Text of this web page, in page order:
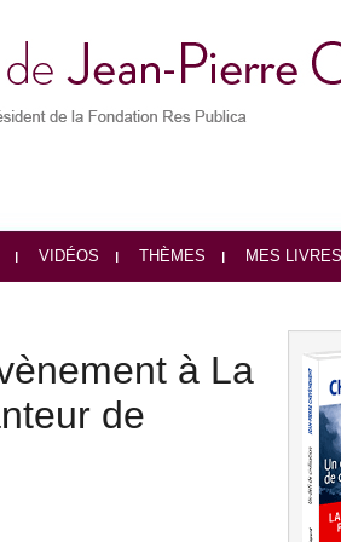
VIDÉOS THÈMES MES LIVRES
à La
de